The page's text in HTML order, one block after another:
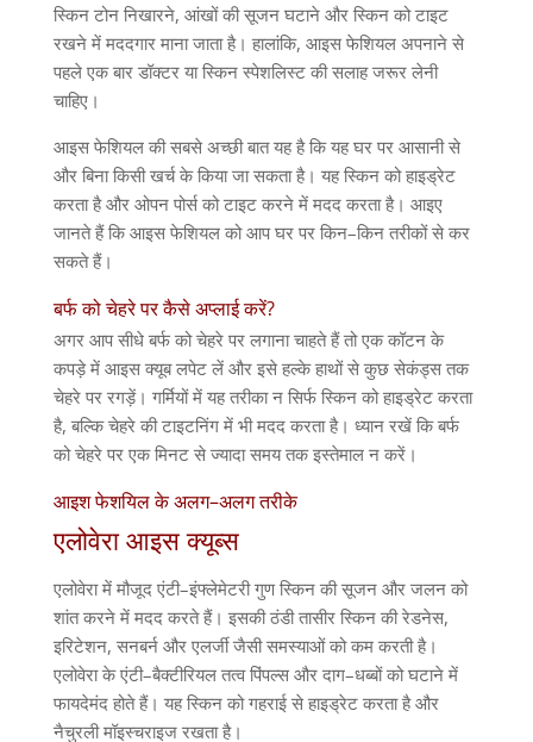
स्किन टोन निखारने, आंखों की सूजन घटाने और स्किन को टाइट
रखने में मददगार माना जाता है। हालांकि, आइस फेशियल अपनाने से
पहले एक बार डॉक्टर या स्किन स्पेशलिस्ट की सलाह जरूर लेनी
चाहिए।
आइस फेशियल की सबसे अच्छी बात यह है कि यह घर पर आसानी से
और बिना किसी खर्च के किया जा सकता है। यह स्किन को हाइड्रेट
करता है और ओपन पोर्स को टाइट करने में मदद करता है। आइए
जानते हैं कि आइस फेशियल को आप घर पर किन–किन तरीकों से कर
सकते हैं।
बर्फ को चेहरे पर कैसे अप्लाई करें?
अगर आप सीधे बर्फ को चेहरे पर लगाना चाहते हैं तो एक कॉटन के
कपड़े में आइस क्यूब लपेट लें और इसे हल्के हाथों से कुछ सेकंड्स तक
चेहरे पर रगड़ें। गर्मियों में यह तरीका न सिर्फ स्किन को हाइड्रेट करता
है, बल्कि चेहरे की टाइटनिंग में भी मदद करता है। ध्यान रखें कि बर्फ
को चेहरे पर एक मिनट से ज्यादा समय तक इस्तेमाल न करें।
आइश फेशयिल के अलग–अलग तरीके
एलोवेरा आइस क्यूब्स
एलोवेरा में मौजूद एंटी–इंफ्लेमेटरी गुण स्किन की सूजन और जलन को
शांत करने में मदद करते हैं। इसकी ठंडी तासीर स्किन की रेडनेस,
इरिटेशन, सनबर्न और एलर्जी जैसी समस्याओं को कम करती है।
एलोवेरा के एंटी–बैक्टीरियल तत्व पिंपल्स और दाग–धब्बों को घटाने में
फायदेमंद होते हैं। यह स्किन को गहराई से हाइड्रेट करता है और
नैचुरली मॉइस्चराइज रखता है।